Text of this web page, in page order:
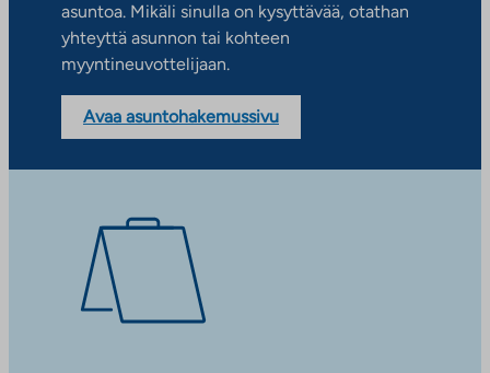
asuntoa. Mikäli sinulla on kysyttävää, otathan
yhteyttä asunnon tai kohteen
myyntineuvottelijaan.
Avaa asuntohakemussivu